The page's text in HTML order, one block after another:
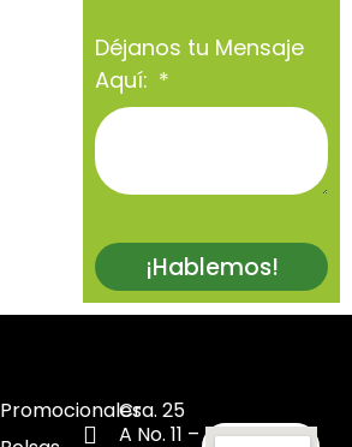
Déjanos tu Mensaje
Aquí:
¡Hablemos!
PromocionalesCra. 25
A No. 11 –